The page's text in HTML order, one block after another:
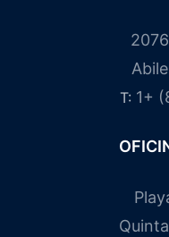
T: 1+